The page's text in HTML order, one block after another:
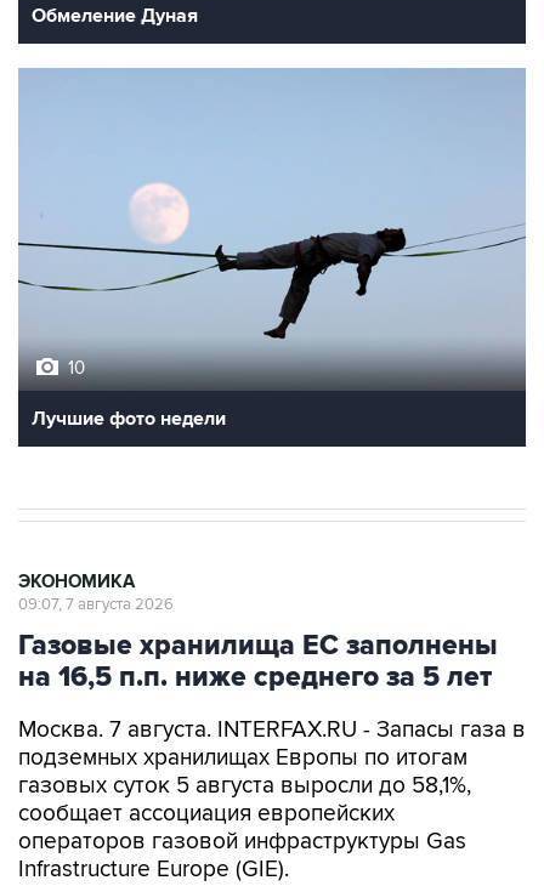
Обмеление Дуная
10
Лучшие фото недели
ЭКОНОМИКА
09:07, 7 августа 2026
Газовые хранилища ЕС заполнены
на 16,5 п.п. ниже среднего за 5 лет
Москва. 7 августа. INTERFAX.RU - Запасы газа в
подземных хранилищах Европы по итогам
газовых суток 5 августа выросли до 58,1%,
сообщает ассоциация европейских
операторов газовой инфраструктуры Gas
Infrastructure Europe (GIE).